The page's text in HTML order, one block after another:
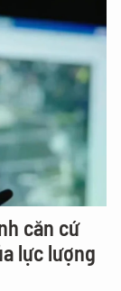
căn cứ
lực lượng